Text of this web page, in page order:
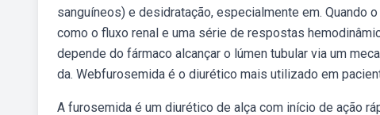
sanguíneos) e desidratação, especialmente em. Quando
como o fluxo renal e uma série de respostas
depende do fármaco alcançar o lúmen tubular via um
da. Webfurosemida é o diurético mais utilizado em
A furosemida é um diurético de alça com início de ação